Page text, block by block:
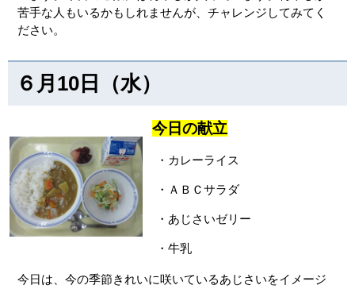
苦手な人もいるかもしれませんが、チャレンジしてみてく
ださい。
６月10日（水）
今日の献立
・カレーライス
・ＡＢＣサラダ
・あじさいゼリー
・牛乳
今日は、今の季節きれいに咲いているあじさいをイメージ